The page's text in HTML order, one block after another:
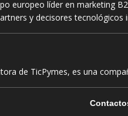
europeo líder en marketing
y decisores
de TicPymes, es una